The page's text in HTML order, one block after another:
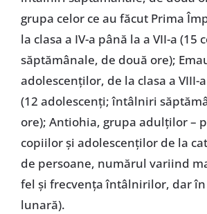
grupa celor ce au făcut Prima
la clasa a IV-a până la a VII-a
săptămânale, de două ore);
adolescenţilor, de la clasa a VIII-
(12 adolescenţi; întâlniri
ore); Antiohia, grupa adulţilor –
copiilor şi adolescenţilor de la
de persoane, numărul variind
fel şi frecvenţa întâlnirilor, dar
lunară).